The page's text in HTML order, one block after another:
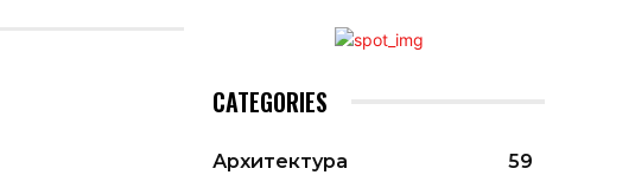
CATEGORIES
Архитектура
59